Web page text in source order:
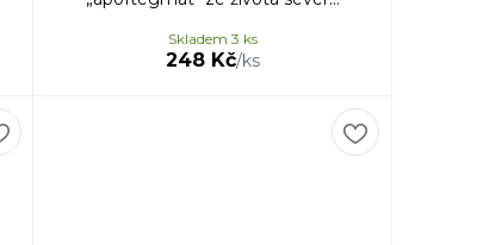
248 Kč/ks
Skladem 3 ks